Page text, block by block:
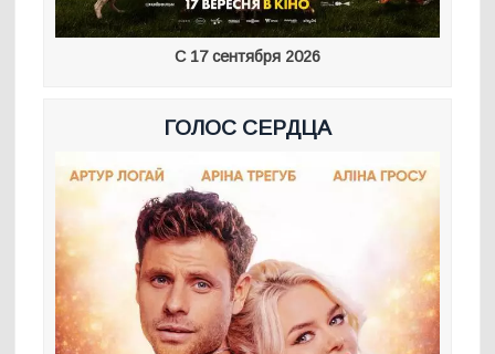
С 17 сентября 2026
ГОЛОС СЕРДЦА